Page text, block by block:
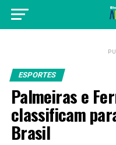
ESPORTES
Palmeiras e
classificam
Brasil